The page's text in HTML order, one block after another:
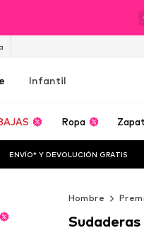
Infantil
Ropa
ENVÍO* Y DEVOLUCIÓN GRATIS
Hombre